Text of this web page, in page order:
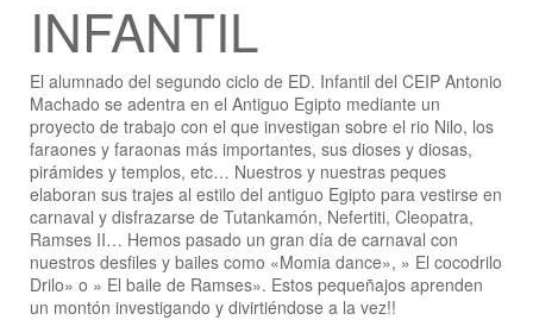
INFANTIL
El alumnado del segundo ciclo de ED. Infantil del CEIP Antonio
Machado se adentra en el Antiguo Egipto mediante un
proyecto de trabajo con el que investigan sobre el rio Nilo, los
faraones y faraonas más importantes, sus dioses y diosas,
pirámides y templos, etc… Nuestros y nuestras peques
elaboran sus trajes al estilo del antiguo Egipto para vestirse en
carnaval y disfrazarse de Tutankamón, Nefertiti, Cleopatra,
Ramses II… Hemos pasado un gran día de carnaval con
nuestros desfiles y bailes como «Momia dance», » El cocodrilo
Drilo» o » El baile de Ramses». Estos pequeñajos aprenden
un montón investigando y divirtiéndose a la vez!!